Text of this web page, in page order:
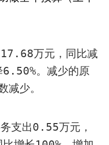
17.68万元，同比减
6.50%。减少的原
减少。
支出0.55万元，